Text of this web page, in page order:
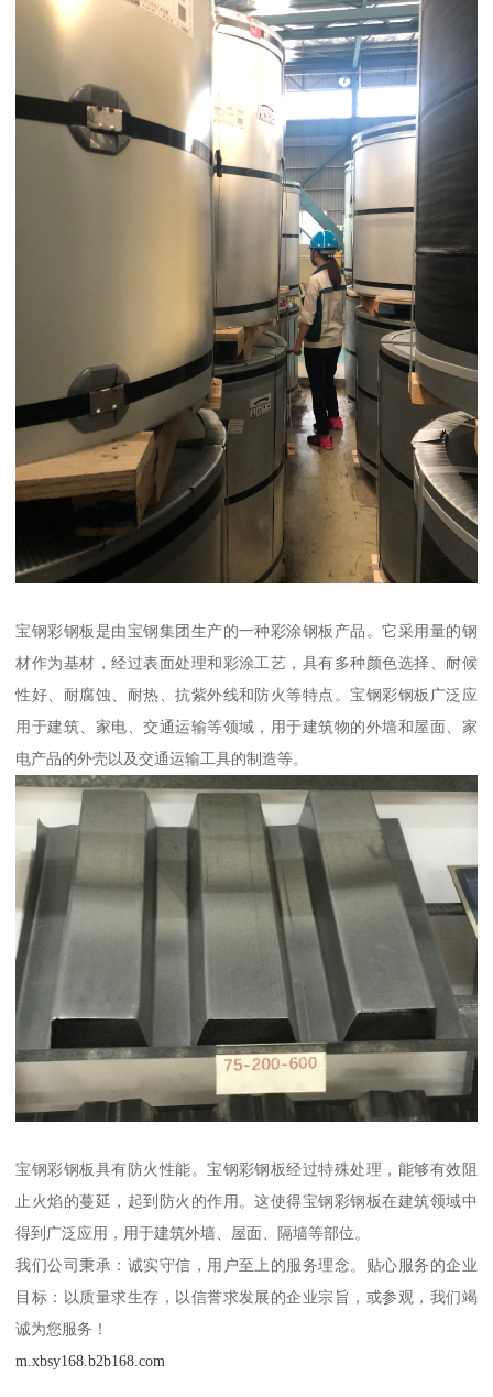
宝钢彩钢板是由宝钢集团生产的一种彩涂钢板产品。它采用量的钢
材作为基材，经过表面处理和彩涂工艺，具有多种颜色选择、耐候
性好、耐腐蚀、耐热、抗紫外线和防火等特点。宝钢彩钢板广泛应
用于建筑、家电、交通运输等领域，用于建筑物的外墙和屋面、家
电产品的外壳以及交通运输工具的制造等。
宝钢彩钢板具有防火性能。宝钢彩钢板经过特殊处理，能够有效阻
止火焰的蔓延，起到防火的作用。这使得宝钢彩钢板在建筑领域中
得到广泛应用，用于建筑外墙、屋面、隔墙等部位。
我们公司秉承：诚实守信，用户至上的服务理念。贴心服务的企业
目标：以质量求生存，以信誉求发展的企业宗旨，或参观，我们竭
诚为您服务！
m.xbsy168.b2b168.com